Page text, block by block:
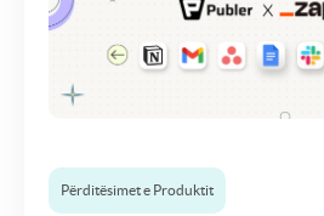
Përditësimet e Produktit